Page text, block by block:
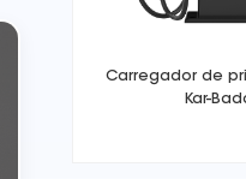
Carregador de
Kar-